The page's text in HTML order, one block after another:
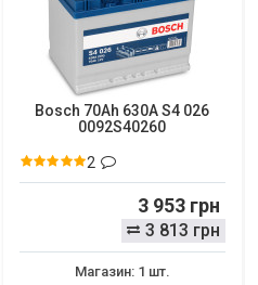
Bosch 70Ah 630A S4 026
0092S40260
2
3 953 грн
3 813 грн
Магазин: 1 шт.